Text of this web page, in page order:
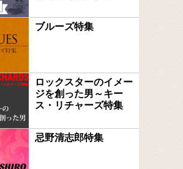
ブルーズ特集
ロックスターのイメー
ジを創った男～キー
ス・リチャーズ特集
忌野清志郎特集